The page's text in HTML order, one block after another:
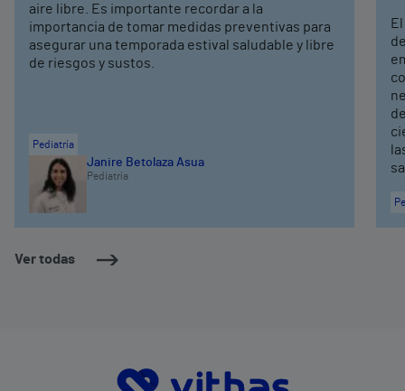
Ver todas
aire libre. Es importante recordar a la
importancia de tomar medidas preventivas para
asegurar una temporada estival saludable y libre
de riesgos y sustos.
Pediatría
Janire Betolaza Asua
Pediatría